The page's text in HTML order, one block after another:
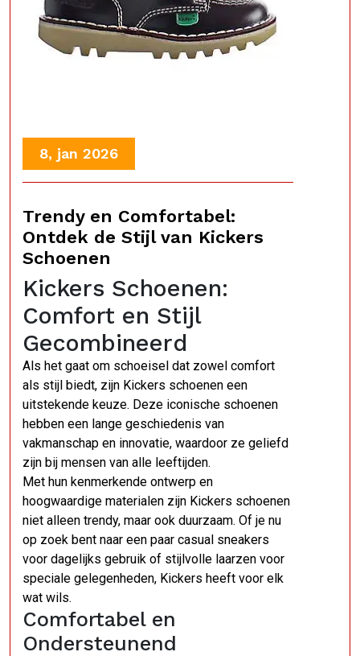
8, jan 2026
Trendy en Comfortabel:
Ontdek de Stijl van Kickers
Schoenen
Kickers Schoenen:
Comfort en Stijl
Gecombineerd
Als het gaat om schoeisel dat zowel comfort
als stijl biedt, zijn Kickers schoenen een
uitstekende keuze. Deze iconische schoenen
hebben een lange geschiedenis van
vakmanschap en innovatie, waardoor ze geliefd
zijn bij mensen van alle leeftijden.
Met hun kenmerkende ontwerp en
hoogwaardige materialen zijn Kickers schoenen
niet alleen trendy, maar ook duurzaam. Of je nu
op zoek bent naar een paar casual sneakers
voor dagelijks gebruik of stijlvolle laarzen voor
speciale gelegenheden, Kickers heeft voor elk
wat wils.
Comfortabel en
Ondersteunend